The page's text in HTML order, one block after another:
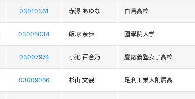
03010361 赤澤 あゆな 白馬高校
03005034 飯塚 奈歩 國學院大学
03007974 小池 百合乃 慶応義塾女子高校
03009066 杉山 文袈 足利工業大附属高